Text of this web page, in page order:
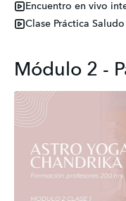
Encuentro en vivo
Clase Práctica
Módulo 2 -